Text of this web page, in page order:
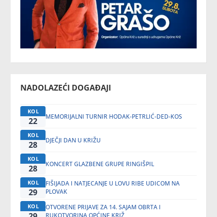
NADOLAZEĆI DOGAĐAJI
KOL
22 MEMORIJALNI TURNIR HODAK-PETRLIĆ-DED-KOS
KOL
28 DJEČJI DAN U KRIŽU
KOL
28 KONCERT GLAZBENE GRUPE RINGIŠPIL
KOL
29
FIŠIJADA I NATJECANJE U LOVU RIBE UDICOM NA
PLOVAK
KOL
OTVORENE PRIJAVE ZA 14. SAJAM OBRTA I